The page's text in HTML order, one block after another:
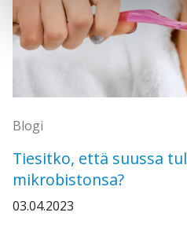
Blogi
Tiesitko, että suussa
mikrobistonsa?
03.04.2023